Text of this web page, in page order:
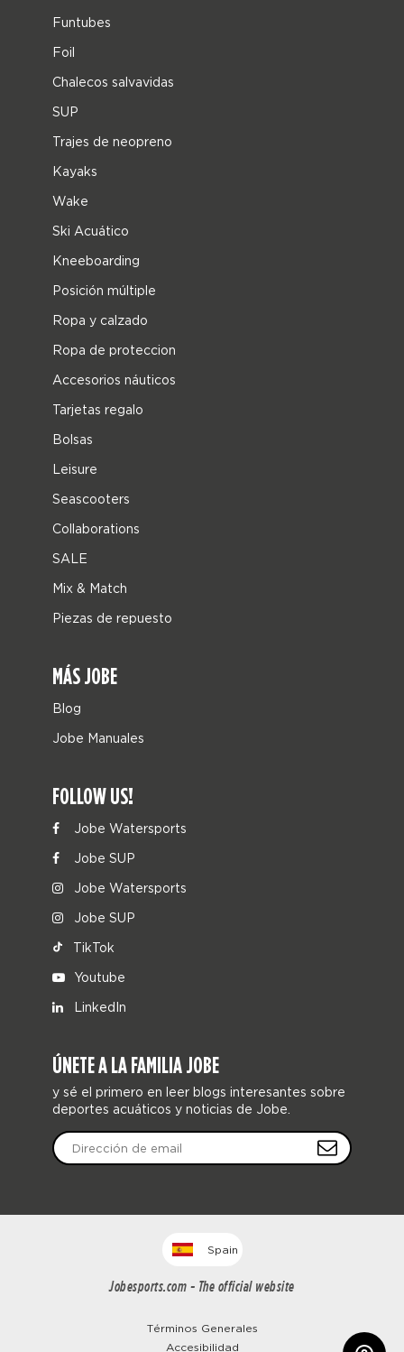
Funtubes
Foil
Chalecos salvavidas
SUP
Trajes de neopreno
Kayaks
Wake
Ski Acuático
Kneeboarding
Posición múltiple
Ropa y calzado
Ropa de proteccion
Accesorios náuticos
Tarjetas regalo
Bolsas
Leisure
Seascooters
Collaborations
SALE
Mix & Match
Piezas de repuesto
MÁS JOBE
Blog
Jobe Manuales
FOLLOW US!
Jobe Watersports
Jobe SUP
Jobe Watersports
Jobe SUP
TikTok
Youtube
LinkedIn
ÚNETE A LA FAMILIA JOBE
y sé el primero en leer blogs interesantes sobre
deportes acuáticos y noticias de Jobe.
Spain
Jobesports.com - The official website
Términos Generales
Accesibilidad